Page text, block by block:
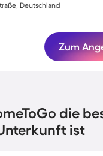
Deutschland
Zum
die
ist